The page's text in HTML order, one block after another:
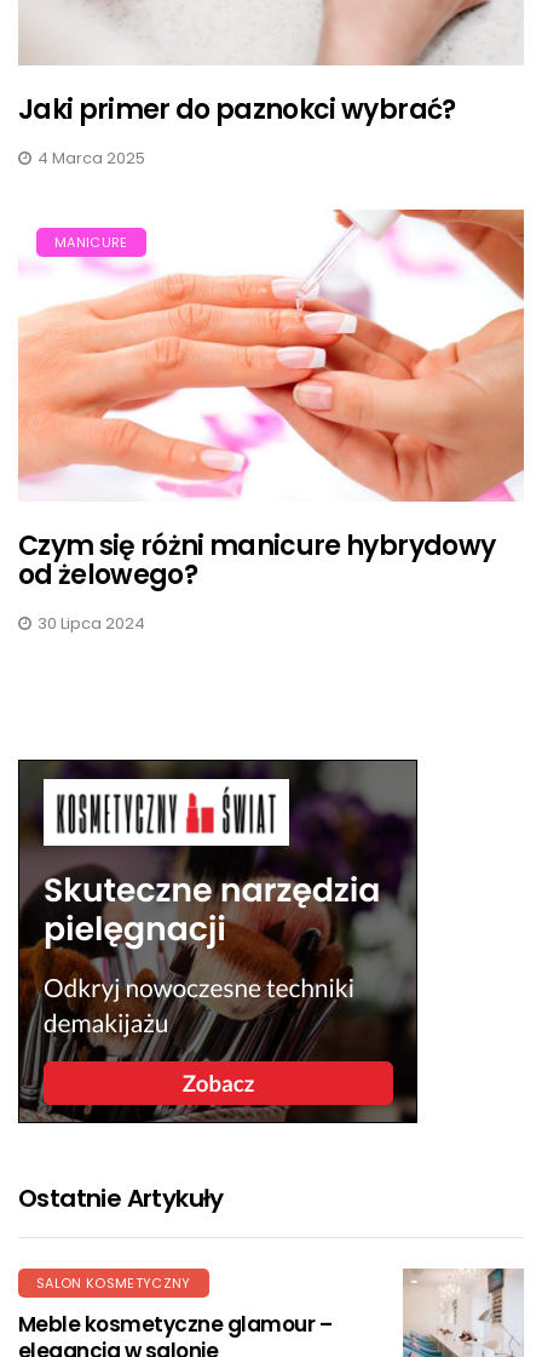
Jaki primer do paznokci wybrać?
4 Marca 2025
MANICURE
Czym się różni manicure hybrydowy
od żelowego?
30 Lipca 2024
Ostatnie Artykuły
SALON KOSMETYCZNY
Meble kosmetyczne glamour –
elegancja w salonie